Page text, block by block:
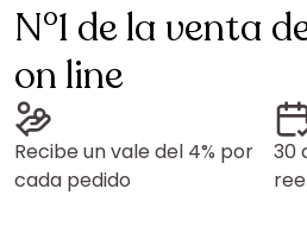
N°1 de la venta
on line
Recibe un vale del 4% por
cada pedido
30